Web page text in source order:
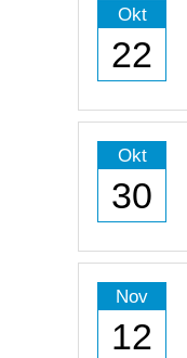
Okt
22
Okt
30
Nov
12